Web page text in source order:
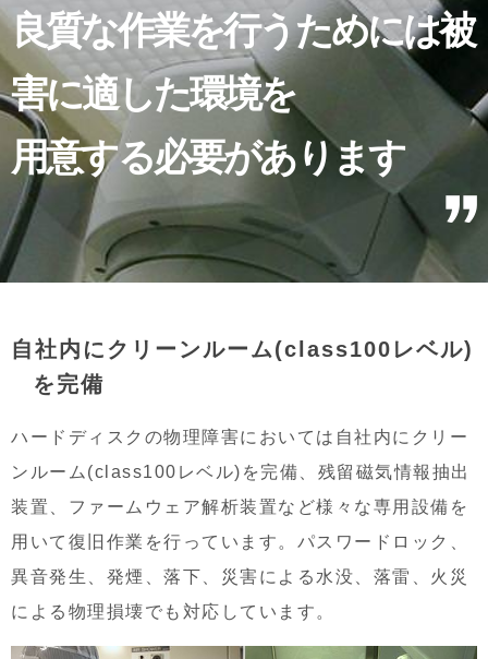
良質な作業を行うためには被
害に適した環境を
用意する必要があります
自社内にクリーンルーム(class100レベル)
を完備
ハードディスクの物理障害においては自社内にクリー
ンルーム(class100レベル)を完備、残留磁気情報抽出
装置、ファームウェア解析装置など様々な専用設備を
用いて復旧作業を行っています。パスワードロック、
異音発生、発煙、落下、災害による水没、落雷、火災
による物理損壊でも対応しています。